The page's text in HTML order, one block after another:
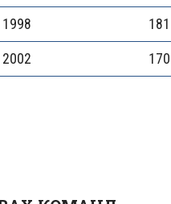
1998 181
2002 170